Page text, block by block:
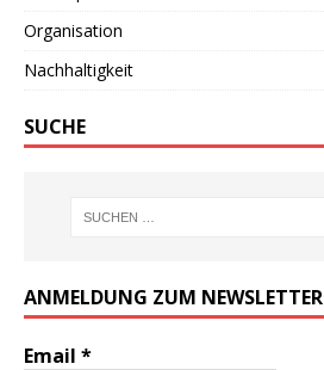
Organisation
Nachhaltigkeit
SUCHE
ANMELDUNG ZUM NEWSLETTER
Email *